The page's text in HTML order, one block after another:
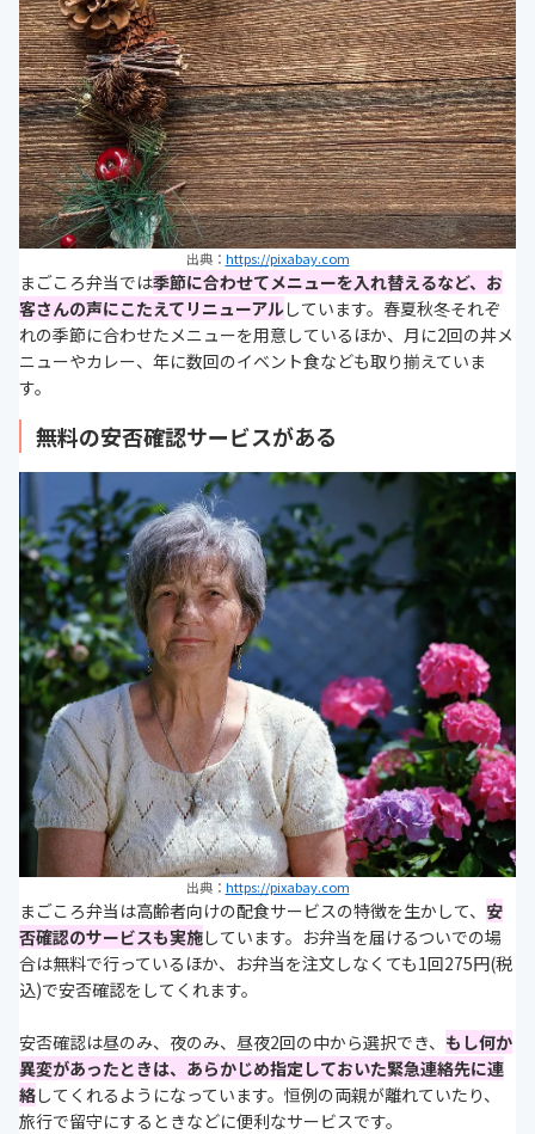
出典： https://pixabay.com
まごころ弁当では季節に合わせてメニューを入れ替えるなど、お
客さんの声にこたえてリニューアルしています。春夏秋冬それぞ
れの季節に合わせたメニューを用意しているほか、月に2回の丼メ
ニューやカレー、年に数回のイベント食なども取り揃えていま
す。
無料の安否確認サービスがある
出典： https://pixabay.com
まごころ弁当は高齢者向けの配食サービスの特徴を生かして、 安
否確認のサービスも実施しています。お弁当を届けるついでの場
合は無料で行っているほか、お弁当を注文しなくても1回275円(税
込)で安否確認をしてくれます。
安否確認は昼のみ、夜のみ、昼夜2回の中から選択でき、 もし何か
異変があったときは、あらかじめ指定しておいた緊急連絡先に連
絡してくれるようになっています。恒例の両親が離れていたり、
旅行で留守にするときなどに便利なサービスです。